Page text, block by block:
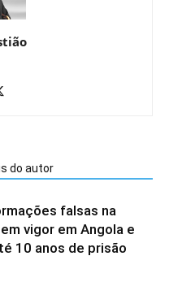
do autor
falsas na
vigor em Angola e
10 anos de prisão